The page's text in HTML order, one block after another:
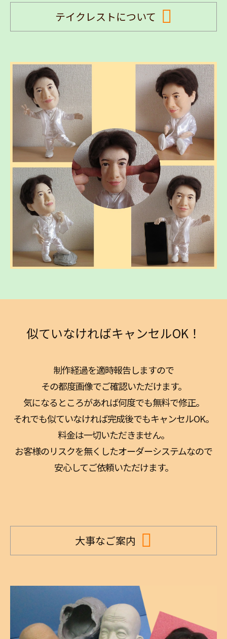
テイクレストについて
似ていなければキャンセルOK！
制作経過を適時報告しますので
その都度画像でご確認いただけます。
気になるところがあれば何度でも無料で修正。
それでも似ていなければ完成後でもキャンセルOK。
料金は一切いただきません。
お客様のリスクを無くしたオーダーシステムなので
安心してご依頼いただけます。
大事なご案内